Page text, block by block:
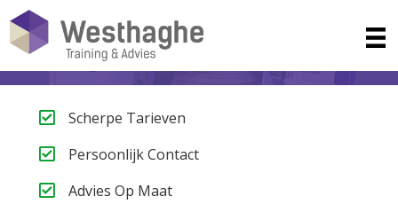
Scherpe Tarieven
Persoonlijk Contact
Advies Op Maat